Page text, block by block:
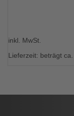
inkl. MwSt.
Lieferzeit: beträgt